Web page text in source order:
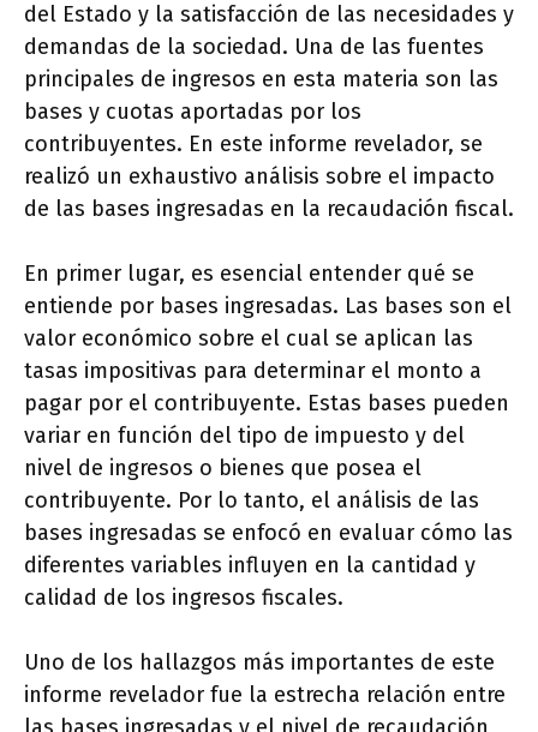
del Estado y la satisfacción de las necesidades y
demandas de la sociedad. Una de las fuentes
principales de ingresos en esta materia son las
bases y cuotas aportadas por los
contribuyentes. En este informe revelador, se
realizó un exhaustivo análisis sobre el impacto
de las bases ingresadas en la recaudación fiscal.
En primer lugar, es esencial entender qué se
entiende por bases ingresadas. Las bases son el
valor económico sobre el cual se aplican las
tasas impositivas para determinar el monto a
pagar por el contribuyente. Estas bases pueden
variar en función del tipo de impuesto y del
nivel de ingresos o bienes que posea el
contribuyente. Por lo tanto, el análisis de las
bases ingresadas se enfocó en evaluar cómo las
diferentes variables influyen en la cantidad y
calidad de los ingresos fiscales.
Uno de los hallazgos más importantes de este
informe revelador fue la estrecha relación entre